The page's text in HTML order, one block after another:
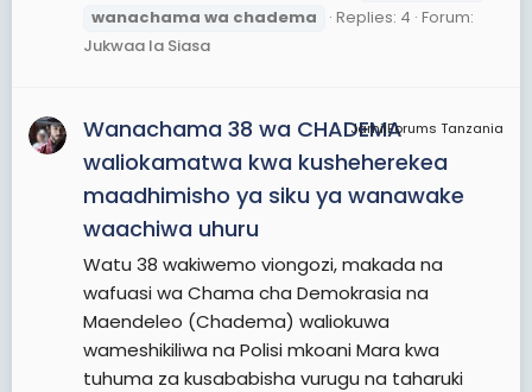
wanachama wa chadema Replies: 4 Forum:
Jukwaa la Siasa
JamiiForums Tanzania
Wanachama 38 wa CHADEMA
waliokamatwa kwa kusheherekea
maadhimisho ya siku ya wanawake
waachiwa uhuru
Watu 38 wakiwemo viongozi, makada na
wafuasi wa Chama cha Demokrasia na
Maendeleo (Chadema) waliokuwa
wameshikiliwa na Polisi mkoani Mara kwa
tuhuma za kusababisha vurugu na taharuki